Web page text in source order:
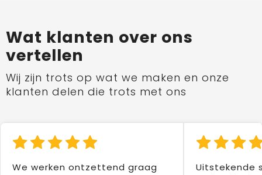
Wat klanten over ons
vertellen
Wij zijn trots op wat we maken en onze
klanten delen die trots met ons
We werken ontzettend graag
Uitstekende